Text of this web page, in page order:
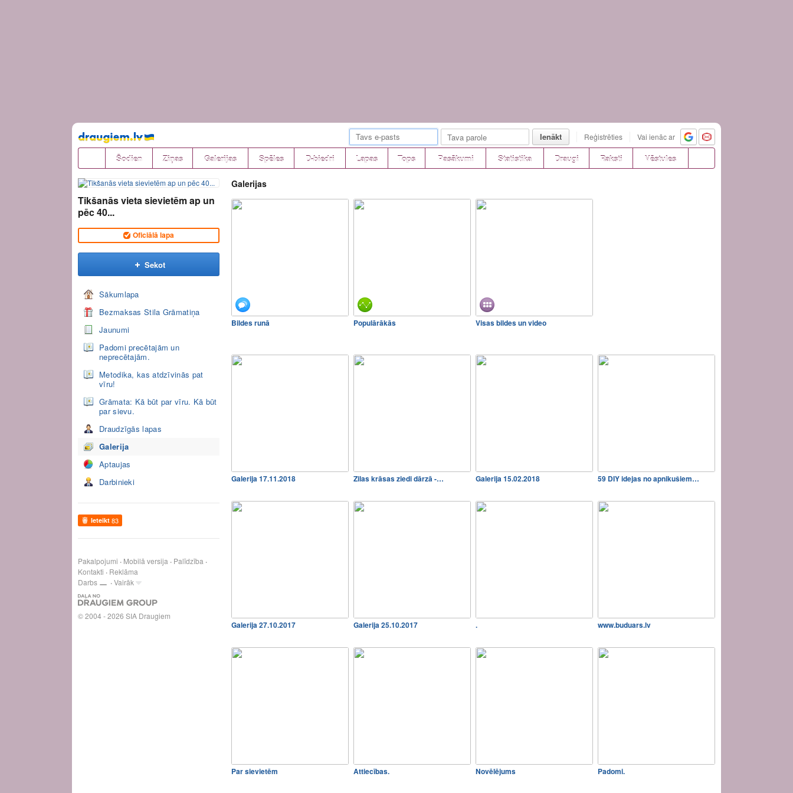
Pāriet
uz
saturu
Ienākt Reģistrēties Vai ienāc ar
Šodien Ziņas Galerijas Spēles D-biedri Lapas Tops Pasākumi Statistika Draugi Raksti Vēstules
Tikšanās vieta sievietēm ap un
pēc 40...
Oficiālā lapa
Sekot
Sākumlapa
Bezmaksas Stila Grāmatiņa
Jaunumi
Padomi precētajām un
neprecētajām.
Metodika, kas atdzīvinās pat
vīru!
Grāmata: Kā būt par vīru. Kā būt
par sievu.
Draudzīgās lapas
Galerija
Aptaujas
Darbinieki
Ieteikt 83
Pakalpojumi Mobilā versija
Palīdzība
Kontakti
Reklāma
Darbs
Vairāk
© 2004 - 2026 SIA Draugiem
Galerijas
Bildes runā Populārākās Visas bildes un video
Galerija 17.11.2018 Zilas krāsas ziedi dārzā -… Galerija 15.02.2018 59 DIY idejas no apnikušiem…
Galerija 27.10.2017 Galerija 25.10.2017 . www.buduars.lv
Par sievietēm Attiecības. Novēlējums Padomi.